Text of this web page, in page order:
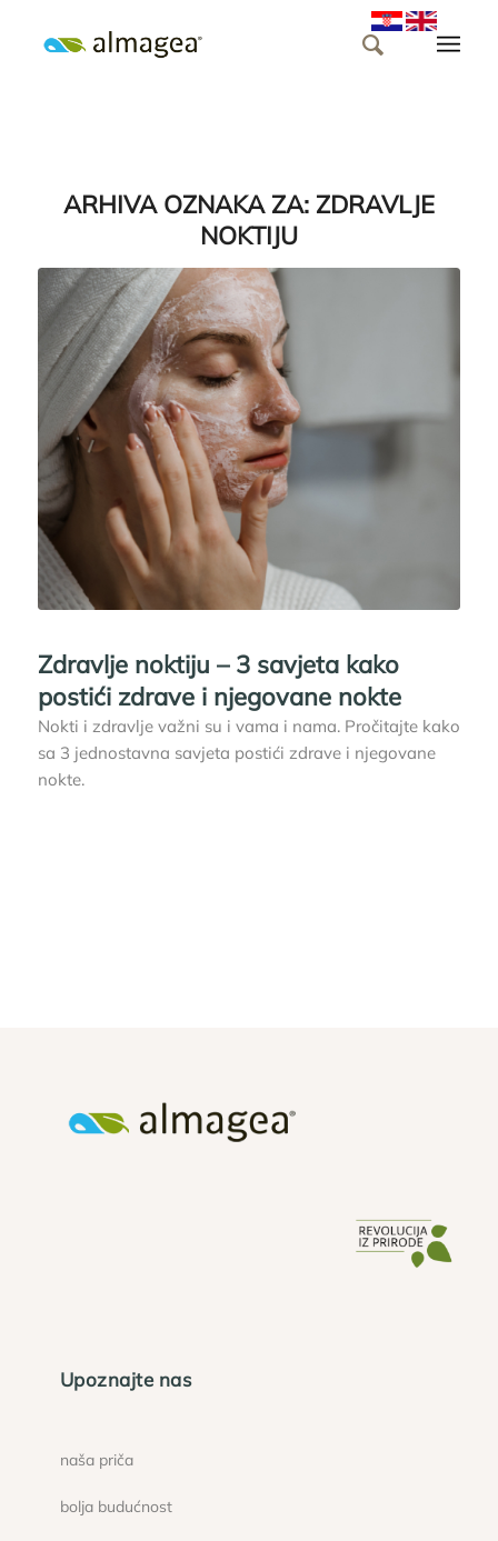
ARHIVA OZNAKA ZA: ZDRAVLJE
NOKTIJU
Zdravlje noktiju – 3 savjeta kako
postići zdrave i njegovane nokte
Nokti i zdravlje važni su i vama i nama. Pročitajte kako
sa 3 jednostavna savjeta postići zdrave i njegovane
nokte.
Upoznajte nas
naša priča
bolja budućnost